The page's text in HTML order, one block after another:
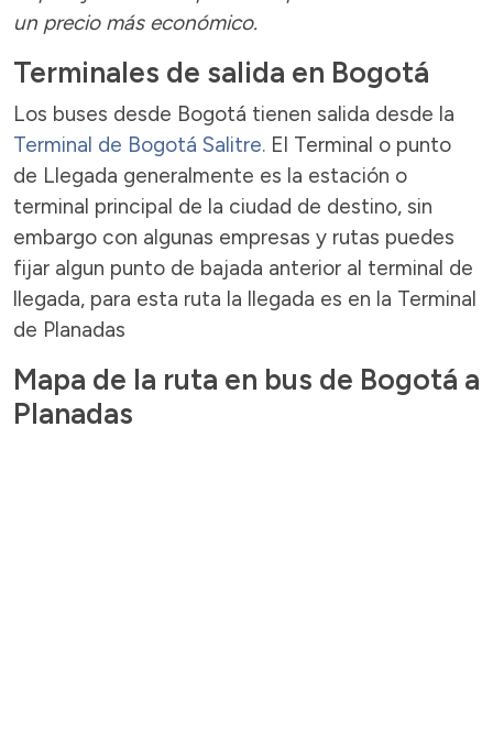
un precio más económico.
Terminales de salida en Bogotá
Los buses desde Bogotá tienen salida desde la
Terminal de Bogotá Salitre. El Terminal o punto
de Llegada generalmente es la estación o
terminal principal de la ciudad de destino, sin
embargo con algunas empresas y rutas puedes
fijar algun punto de bajada anterior al terminal de
llegada, para esta ruta la llegada es en la Terminal
de Planadas
Mapa de la ruta en bus de Bogotá a
Planadas